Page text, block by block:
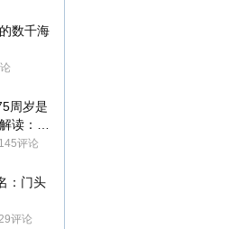
数千海
周岁是
读：很
刑
145评论
：门头
评论